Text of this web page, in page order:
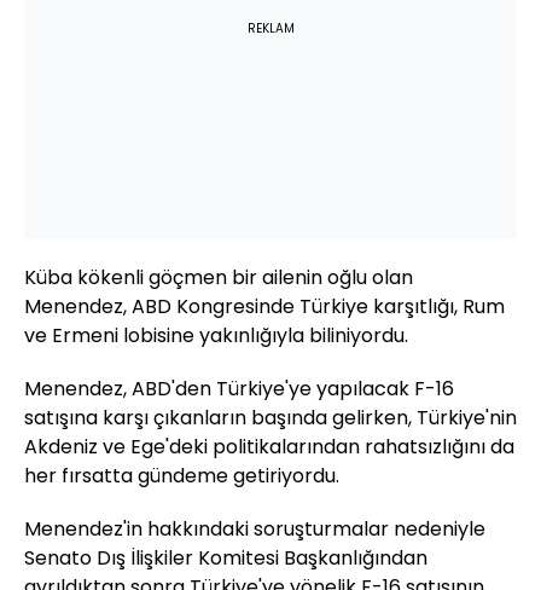
REKLAM
Küba kökenli göçmen bir ailenin oğlu olan
Menendez, ABD Kongresinde Türkiye karşıtlığı, Rum
ve Ermeni lobisine yakınlığıyla biliniyordu.
Menendez, ABD'den Türkiye'ye yapılacak F-16
satışına karşı çıkanların başında gelirken, Türkiye'nin
Akdeniz ve Ege'deki politikalarından rahatsızlığını da
her fırsatta gündeme getiriyordu.
Menendez'in hakkındaki soruşturmalar nedeniyle
Senato Dış İlişkiler Komitesi Başkanlığından